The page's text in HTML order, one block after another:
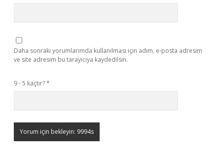
Daha sonraki yorumlarımda kullanılması için adım, e-posta adresim
ve site adresim bu tarayıcıya kaydedilsin.
9 - 5 kaçtır?*